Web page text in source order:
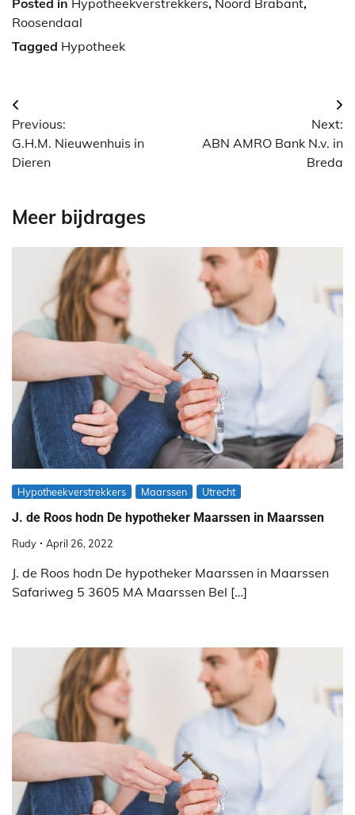
Roosendaal
Tagged Hypotheek
Berichtnavigatie
Previous:
G.H.M. Nieuwenhuis in
Dieren
Next:
ABN AMRO Bank N.v. in
Breda
Meer bijdrages
Hypotheekverstrekkers Maarssen Utrecht
J. de Roos hodn De hypotheker Maarssen in Maarssen
Rudy April 26, 2022
J. de Roos hodn De hypotheker Maarssen in Maarssen
Safariweg 5 3605 MA Maarssen Bel […]